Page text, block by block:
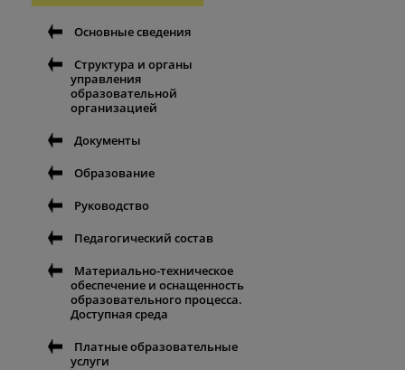
Основные сведения
Структура и органы
управления
образовательной
организацией
Документы
Образование
Руководство
Педагогический состав
Материально-техническое
обеспечение и оснащенность
образовательного процесса.
Доступная среда
Платные образовательные
услуги